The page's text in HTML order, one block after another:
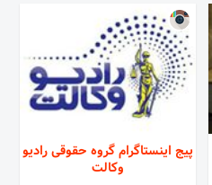
پیج اینستاگرام گروه حقوقی رادیو
وکالت